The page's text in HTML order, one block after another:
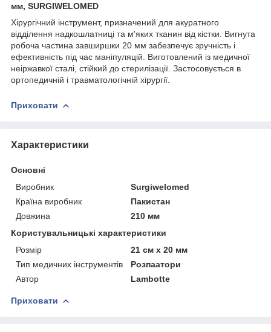
мм, SURGIWELOMED
Хірургічний інструмент, призначений для акуратного
відділення надкошлатниці та м'яких тканин від кістки. Вигнута
робоча частина завширшки 20 мм забезпечує зручність і
ефективність під час маніпуляцій. Виготовлений із медичної
неіржавкої сталі, стійкий до стерилізації. Застосовується в
ортопедичній і травматологічній хірургії.
Приховати
Характеристики
Основні
Виробник
Surgiwelomed
Країна виробник
Пакистан
Довжина
210 мм
Користувальницькі характеристики
Розмір
21 см х 20 мм
Тип медичних інструментів
Розпаатори
Автор
Lambotte
Приховати